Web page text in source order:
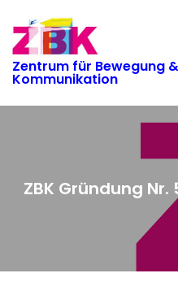
content
Zentrum für Bewegung &
Kommunikation
ZBK Gründung